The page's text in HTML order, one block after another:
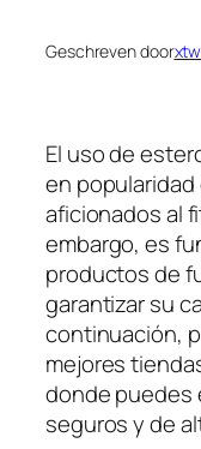
Geschreven door
El uso de
en
aficionados al
embargo, es
productos de
garantizar su
continuación,
mejores
donde puedes
seguros y de